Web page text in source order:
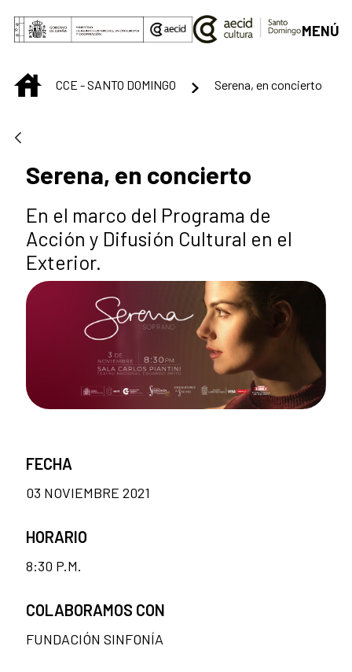
Saltar al contenido principal
MENÚ
INICIOCCE - SANTO DOMINGO Serena, en concierto
Serena, en concierto
En el marco del Programa de
Acción y Difusión Cultural en el
Exterior.
FECHA
03 NOVIEMBRE 2021
HORARIO
8:30 P.M.
COLABORAMOS CON
FUNDACIÓN SINFONÍA